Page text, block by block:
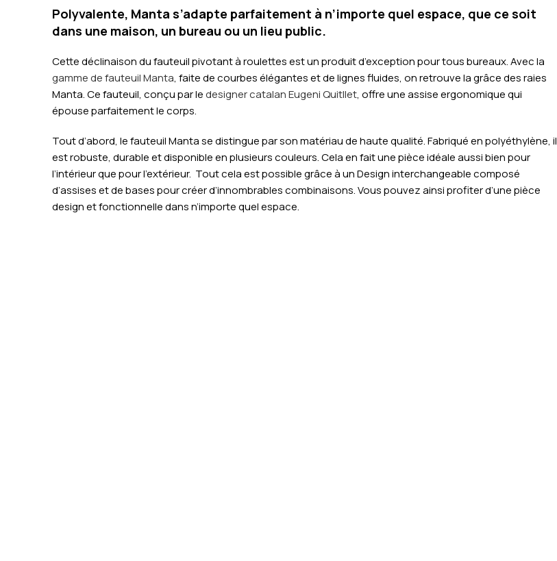
Polyvalente, Manta s’adapte parfaitement à n’importe quel espace, que ce soit
dans une maison, un bureau ou un lieu public.
Cette déclinaison du fauteuil pivotant à roulettes est un produit d’exception pour tous bureaux. Avec la
gamme de fauteuil Manta, faite de courbes élégantes et de lignes fluides, on retrouve la grâce des raies
Manta.Ce fauteuil, conçu par ledesigner catalan Eugeni Quitllet, offre une assise ergonomique qui
épouse parfaitement le corps.
Tout d’abord, le fauteuil Manta se distingue par son matériau de haute qualité. Fabriqué en polyéthylène, il
est robuste, durable et disponible en plusieurs couleurs. Cela en fait une pièce idéale aussi bien pour
l’intérieur que pour l’extérieur. Tout cela est possible grâce à unDesign interchangeable composé
d’assises et de bases pour créer d’innombrables combinaisons.Vous pouvez ainsi profiter d’une pièce
design et fonctionnelle dans n’importe quel espace.